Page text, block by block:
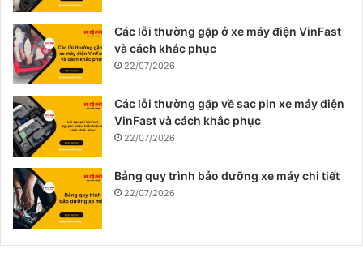
Các lỗi thường gặp ở xe máy điện VinFast
và cách khắc phục
22/07/2026
Các lỗi thường gặp về sạc pin xe máy điện
VinFast và cách khắc phục
22/07/2026
Bảng quy trình bảo dưỡng xe máy chi tiết
22/07/2026